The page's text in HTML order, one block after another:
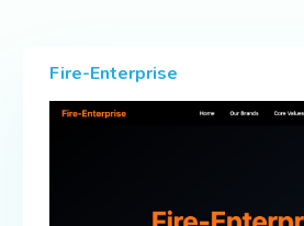
Fire-Enterprise